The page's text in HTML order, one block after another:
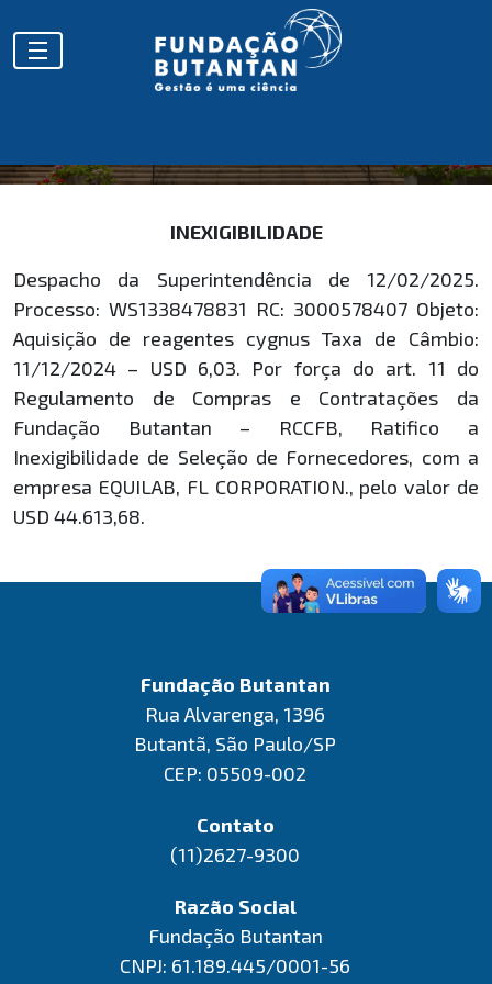
HOMOLOGAÇÕES
INEXIGIBILIDADE
Despacho da Superintendência de 12/02/2025.
Processo: WS1338478831 RC: 3000578407 Objeto:
Aquisição de reagentes cygnus Taxa de Câmbio:
11/12/2024 – USD 6,03. Por força do art. 11 do
Regulamento de Compras e Contratações da
Fundação Butantan – RCCFB, Ratifico a
Inexigibilidade de Seleção de Fornecedores, com a
empresa EQUILAB, FL CORPORATION., pelo valor de
USD 44.613,68.
Fundação Butantan
Rua Alvarenga, 1396
Butantã, São Paulo/SP
CEP: 05509-002
Contato
(11)2627-9300
Razão Social
Fundação Butantan
CNPJ: 61.189.445/0001-56